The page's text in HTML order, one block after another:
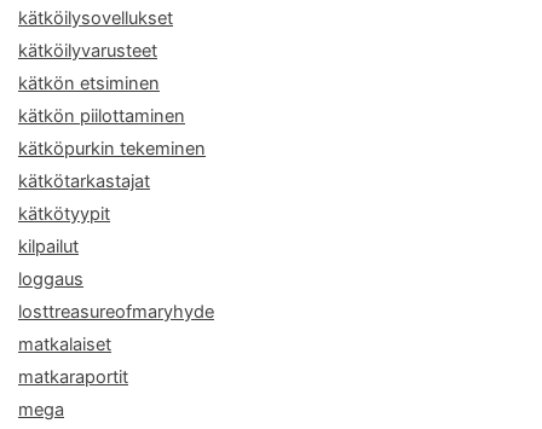
kätköilysovellukset
kätköilyvarusteet
kätkön etsiminen
kätkön piilottaminen
kätköpurkin tekeminen
kätkötarkastajat
kätkötyypit
kilpailut
loggaus
losttreasureofmaryhyde
matkalaiset
matkaraportit
mega